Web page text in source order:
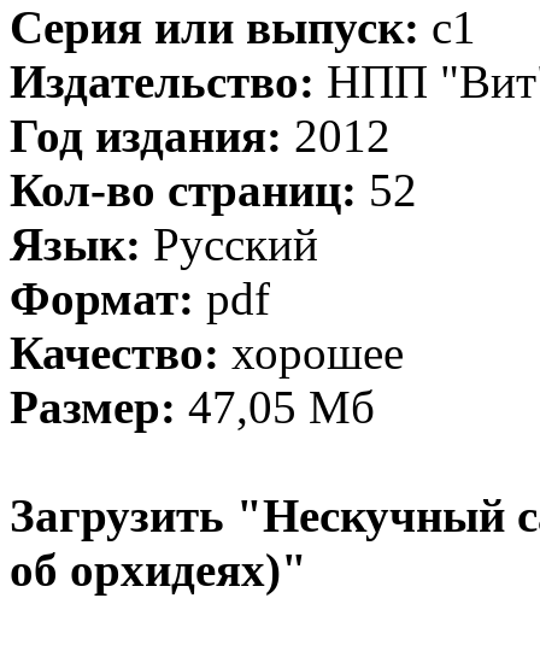
Серия или выпуск: с1
Издательство: НПП
Год издания: 2012
Кол-во страниц: 52
Язык: Русский
Формат: pdf
Качество: хорошее
Размер: 47,05 Мб
Загрузить "Нескучный
об орхидеях)"